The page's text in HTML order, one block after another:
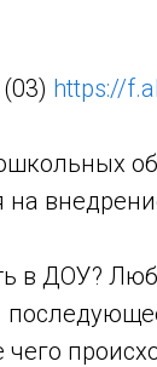
https://
в ДОУ?